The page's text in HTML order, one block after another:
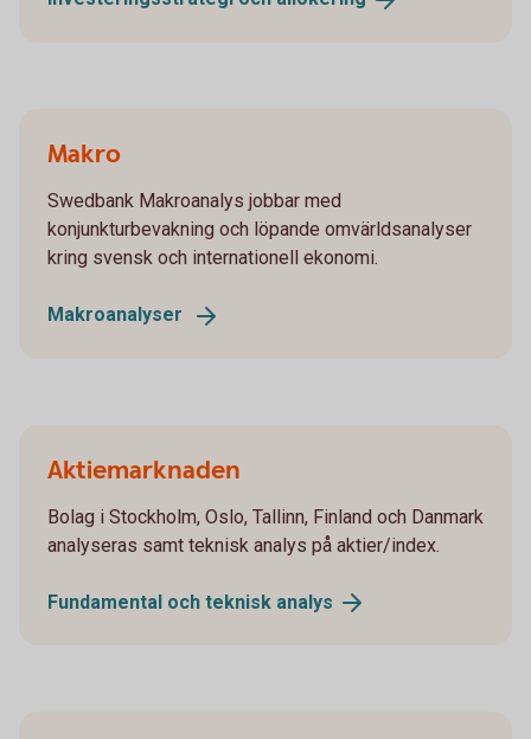
Makro
Swedbank Makroanalys jobbar med
konjunkturbevakning och löpande omvärldsanalyser
kring svensk och internationell ekonomi.
Makroanalyser
Aktiemarknaden
Bolag i Stockholm, Oslo, Tallinn, Finland och Danmark
analyseras samt teknisk analys på aktier/index.
Fundamental och teknisk analys